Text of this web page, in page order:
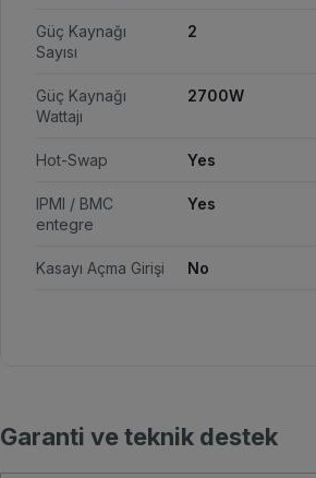
Güç Kaynağı
Sayısı
2
Güç Kaynağı
Wattajı
2700W
Hot-Swap Yes
IPMI / BMC
entegre
Yes
Kasayı Açma Girişi No
Garanti ve teknik destek